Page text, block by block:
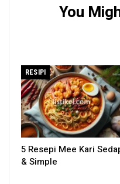
You
RESIPI
5 Resepi Mee Kari
& Simple